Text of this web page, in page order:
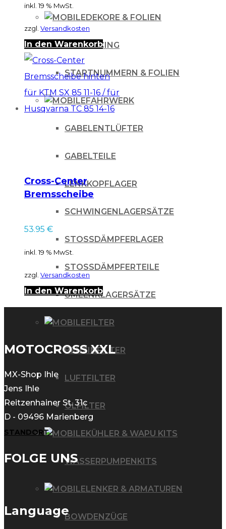
DEKORE & FOLIEN
IHLE-RACING
STARTNUMMERN & FOLIEN
FAHRWERK
GABELENTLÜFTER
GABELTEILE
LENKKOPFLAGER
SCHWINGENLAGERSÄTZE
STOSSDÄMPFERLAGER
STOSSDÄMPFERTEILE
UMLENKLAGERSÄTZE
FILTER
BENZINFILTER
LUFTFILTER
ÖLFILTER
KÜHLER & WAPU KITS
WASSERPUMPENKITS
LENKER & ARMATUREN
BOWDENZÜGE
inkl. 19 % MwSt.
zzgl. Versandkosten
In den Warenkorb
Cross-Center
Bremsscheibe
hinten für KTM SX
Husqvarna TC 85 14-
53.95 €
inkl. 19 % MwSt.
zzgl. Versandkosten
In den Warenkorb
MOTOCROSS XXL
MX-Shop Ihle
Jens Ihle
Reitzenhainer St. 31c
D - 09496 Marienberg
STANDORT
FOLGE UNS
Language